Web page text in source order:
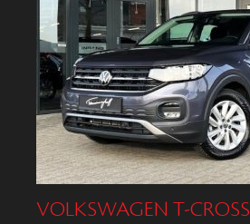
VOLKSWAGEN T-CROSS